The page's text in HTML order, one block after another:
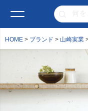
HOME ブランド 山崎実業